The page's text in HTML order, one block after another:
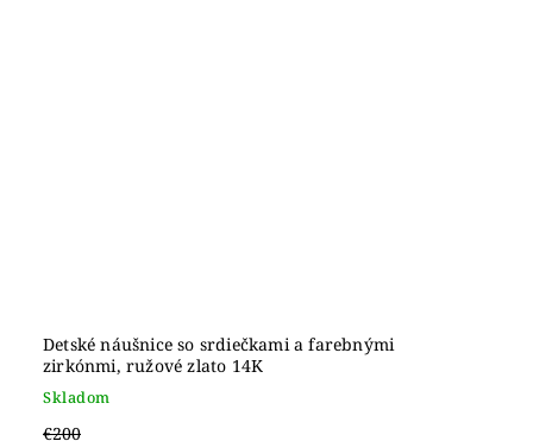
Detské náušnice so srdiečkami a farebnými
zirkónmi, ružové zlato 14K
Skladom
€200